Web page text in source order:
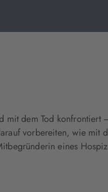
mit dem Tod konfrontiert
vorbereiten, wie mit
eines